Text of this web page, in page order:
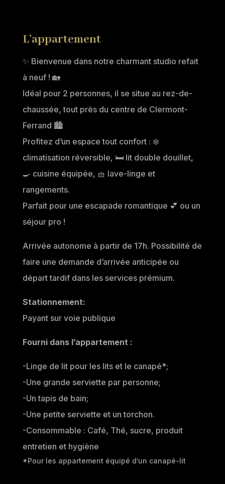
L’appartement
✨ Bienvenue dans notre charmant studio refait
à neuf ! 🏡
Idéal pour 2 personnes, il se situe au rez-de-
chaussée, tout près du centre de Clermont-
Ferrand 🏙️
Profitez d’un espace tout confort : ❄️
climatisation réversible, 🛏️ lit double douillet,
🍳 cuisine équipée, 🧺 lave-linge et
rangements.
Parfait pour une escapade romantique 💕 ou un
séjour pro !​​
Arrivée autonome à partir de 17h. Possibilité de
faire une demande d’arrivée anticipée ou
départ tardif dans les services prémium.
Stationnement:
Payant sur voie publique
Fourni dans l’appartement :
-Linge de lit pour les lits et le canapé*;
-Une grande serviette par personne;
-Un tapis de bain;
-Une petite serviette et un torchon.
-Consommable : Café, Thé, sucre, produit
entretien et hygiène
*Pour les appartement équipé d’un canapé-lit